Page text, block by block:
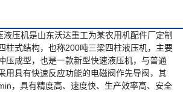
压机是山东沃达重工为某农用机配件厂定制
柱式结构，也称200吨三梁四柱液压机，主要
压成型，也是一款新型快速液压机，与普通
用具有快速反应功能的电磁阀作先导阀，其
，具有精度高、速度快、生产效率高、安全